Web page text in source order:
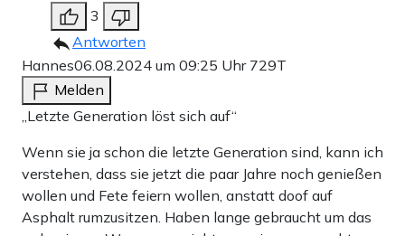
3
Antworten
Hannes06.08.2024 um 09:25 Uhr 729T
Melden
„Letzte Generation löst sich auf“
Wenn sie ja schon die letzte Generation sind, kann ich
verstehen, dass sie jetzt die paar Jahre noch genießen
wollen und Fete feiern wollen, anstatt doof auf
Asphalt rumzusitzen. Haben lange gebraucht um das